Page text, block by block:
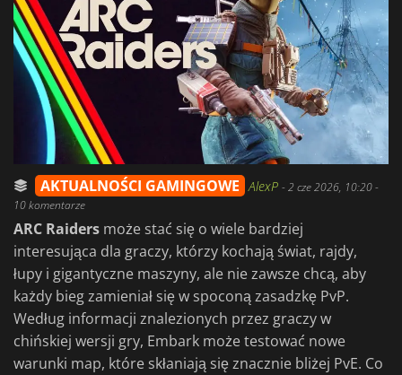
AKTUALNOŚCI GAMINGOWE AlexP -2 cze 2026, 10:20-
10 komentarze
ARC Raiders może stać się o wiele bardziej
interesująca dla graczy, którzy kochają świat, rajdy,
łupy i gigantyczne maszyny, ale nie zawsze chcą, aby
każdy bieg zamieniał się w spoconą zasadzkę PvP.
Według informacji znalezionych przez graczy w
chińskiej wersji gry, Embark może testować nowe
warunki map, które skłaniają się znacznie bliżej PvE. Co